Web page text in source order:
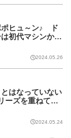
ポヒュ～ン♪ ド
初代マシンから
2024.05.26
はなっていない
ーズを重ねてい
2024.05.24